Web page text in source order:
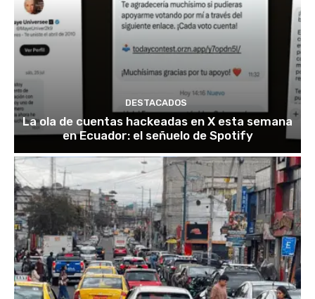
DESTACADOS
La ola de cuentas hackeadas en X esta semana
en Ecuador: el señuelo de Spotify